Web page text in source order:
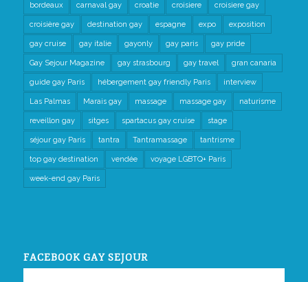
bordeaux carnaval gay croatie croisiere croisiere gay
croisière gay destination gay espagne expo exposition
gay cruise gay italie gayonly gay paris gay pride
Gay Sejour Magazine gay strasbourg gay travel gran canaria
guide gay Paris hébergement gay friendly Paris interview
Las Palmas Marais gay massage massage gay naturisme
reveillon gay sitges spartacus gay cruise stage
séjour gay Paris tantra Tantramassage tantrisme
top gay destination vendée voyage LGBTQ+ Paris
week-end gay Paris
FACEBOOK GAY SEJOUR